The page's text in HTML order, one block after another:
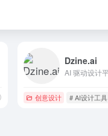
Dzine.ai
创意设计 # AI设计工具